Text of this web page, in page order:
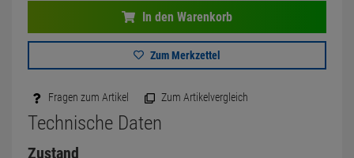
In den Warenkorb
Zum Merkzettel
Fragen zum Artikel Zum Artikelvergleich
Technische Daten
Zustand